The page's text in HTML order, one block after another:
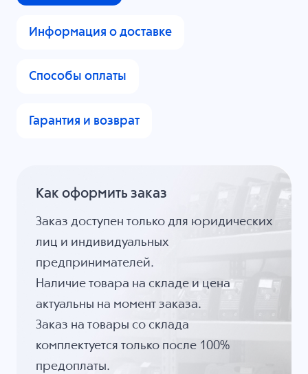
Информация о доставке
Способы оплаты
Гарантия и возврат
Как оформить заказ
Заказ доступен только для юридических
лиц и индивидуальных
предпринимателей.
Наличие товара на складе и цена
актуальны на момент заказа.
Заказ на товары со склада
комплектуется только после 100%
предоплаты.